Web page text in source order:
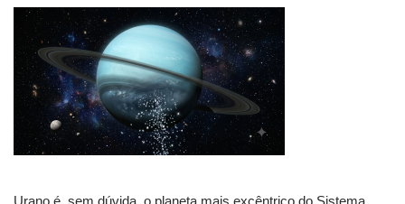
e
b
o
o
k
o
d
o
n
s
A
p
p
e
dI
n
di
t
a
d
s
e
gr
a
m
a
p
c
h
at
tt
er
p
y
Li
n
k
ar
e
Urano é, sem dúvida, o planeta mais excêntrico do Sistema